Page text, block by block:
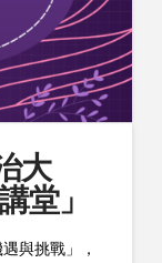
大
堂」
與挑戰」，